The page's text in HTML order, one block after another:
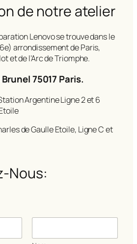
de notre atelier
Lenovo se trouve dans le
arrondissement de Paris,
et de l’Arc de Triomphe.
75017 Paris.
Argentine Ligne 2 et 6
de Gaulle Etoile, Ligne C et
Nous: